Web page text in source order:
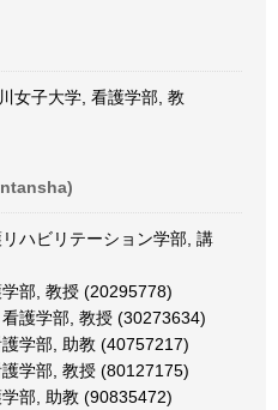
女子大学, 看護学部, 教
ハビリテーション学部, 講
部, 教授 (20295778)
護学部, 教授 (30273634)
学部, 助教 (40757217)
学部, 教授 (80127175)
部, 助教 (90835472)